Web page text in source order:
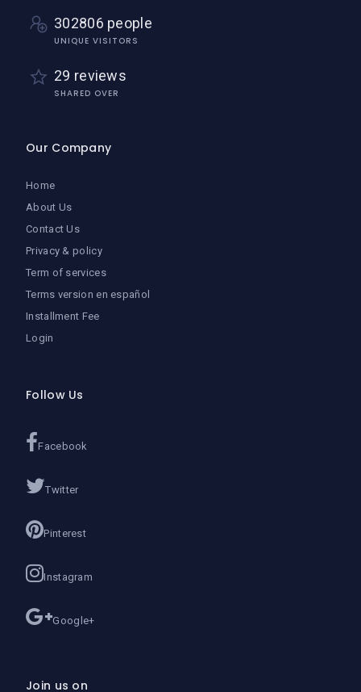
302806 people
UNIQUE VISITORS
29 reviews
SHARED OVER
Our Company
Home
About Us
Contact Us
Privacy & policy
Term of services
Terms version en español
Installment Fee
Login
Follow Us
Facebook
Twitter
Pinterest
Instagram
Google+
Join us on